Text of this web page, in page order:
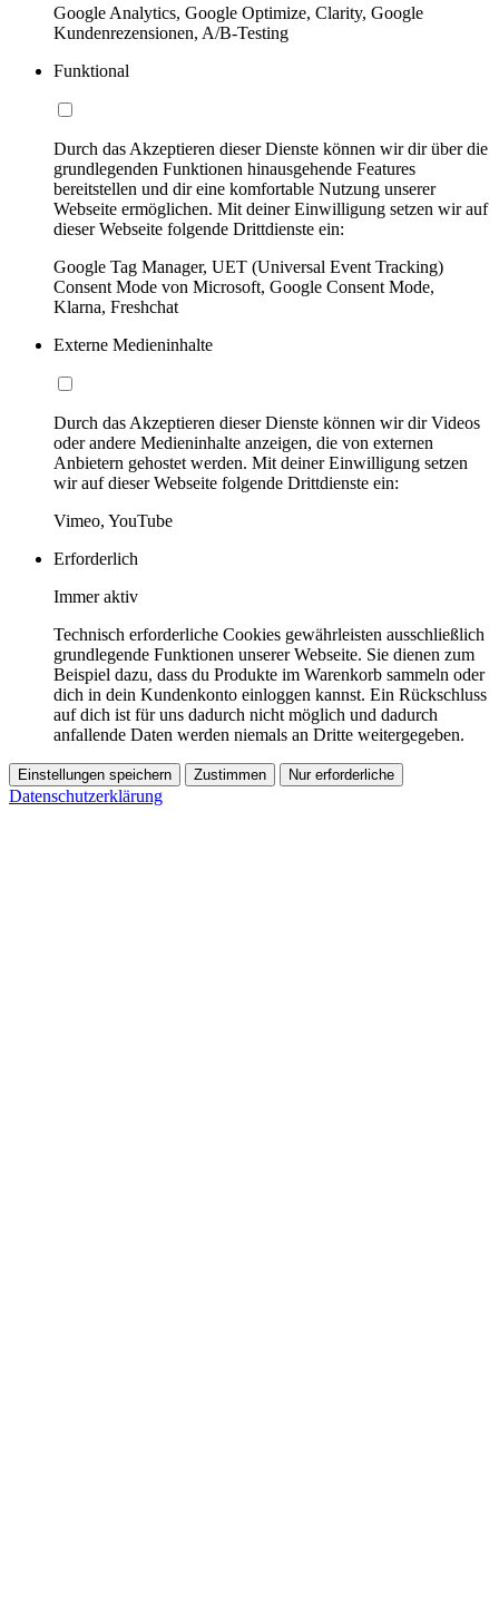
Google Analytics, Google Optimize, Clarity, Google
Kundenrezensionen, A/B-Testing
Funktional
Durch das Akzeptieren dieser Dienste können wir dir über die
grundlegenden Funktionen hinausgehende Features
bereitstellen und dir eine komfortable Nutzung unserer
Webseite ermöglichen. Mit deiner Einwilligung setzen wir auf
dieser Webseite folgende Drittdienste ein:
Google Tag Manager, UET (Universal Event Tracking)
Consent Mode von Microsoft, Google Consent Mode,
Klarna, Freshchat
Externe Medieninhalte
Durch das Akzeptieren dieser Dienste können wir dir Videos
oder andere Medieninhalte anzeigen, die von externen
Anbietern gehostet werden. Mit deiner Einwilligung setzen
wir auf dieser Webseite folgende Drittdienste ein:
Vimeo, YouTube
Erforderlich
Immer aktiv
Technisch erforderliche Cookies gewährleisten ausschließlich
grundlegende Funktionen unserer Webseite. Sie dienen zum
Beispiel dazu, dass du Produkte im Warenkorb sammeln oder
dich in dein Kundenkonto einloggen kannst. Ein Rückschluss
auf dich ist für uns dadurch nicht möglich und dadurch
anfallende Daten werden niemals an Dritte weitergegeben.
Einstellungen speichern Zustimmen Nur erforderliche
Datenschutzerklärung